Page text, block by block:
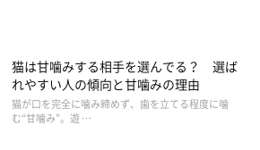
ひとつとして、猫は犬と比べると、この
約半分程度しかないことが挙げられま
い傾向にあるため尿も濃く、肉食である
ります。こうしたことから、腎臓にかけ
れています。
猫は甘噛みする相手を選んでる？ 選ば
れやすい人の傾向と甘噛みの理由
猫が口を完全に噛み締めず、歯を立てる程度に噛
む“甘噛み”。遊 …